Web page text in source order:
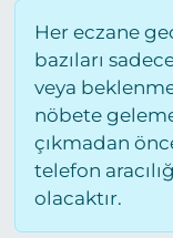
Her eczane
bazıları
veya
nöbete
çıkmadan
telefon
olacaktır.